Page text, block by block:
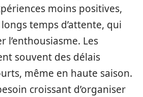
moins positives,
temps d’attente, qui
l’enthousiasme. Les
souvent des délais
même en haute saison.
croissant d’organiser